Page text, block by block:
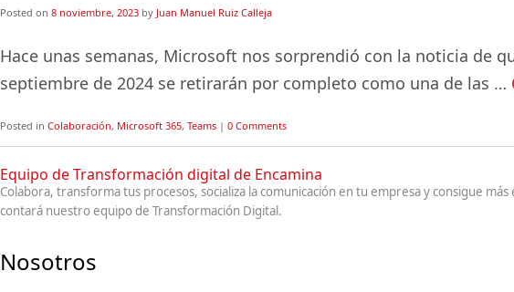
Posted on 8 noviembre, 2023 by Juan Manuel Ruiz Calleja
Hace unas semanas, Microsoft nos sorprendió con la noticia de
septiembre de 2024 se retirarán por completo como una de las …
Posted in Colaboración, Microsoft 365, Teams | 0 Comments
Equipo de Transformación digital de Encamina
Colabora, transforma tus procesos, socializa la comunicación en tu empresa y consigue
contará nuestro equipo de Transformación Digital.
Nosotros